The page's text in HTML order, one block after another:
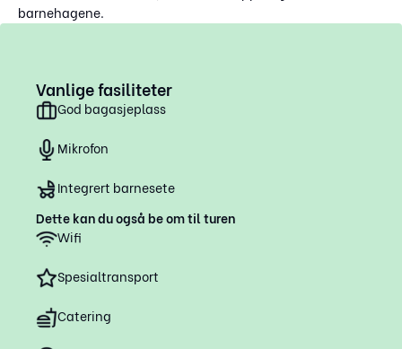
barnehagene.
Vanlige fasiliteter
God bagasjeplass
Mikrofon
Integrert barnesete
Dette kan du også be om til turen
Wifi
Spesialtransport
Catering